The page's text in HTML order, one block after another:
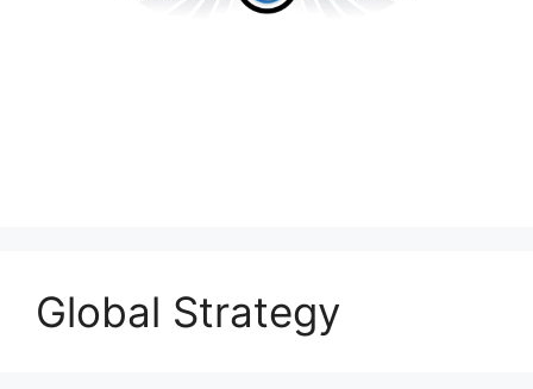
Global Strategy